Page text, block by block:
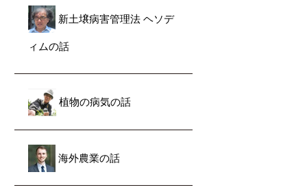
新土壌病害管理法 ヘソデ
ィムの話
植物の病気の話
海外農業の話